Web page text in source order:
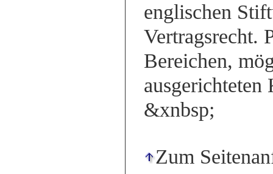
englischen
Vertragsrecht.
Bereichen,
&xnbsp;
Zum